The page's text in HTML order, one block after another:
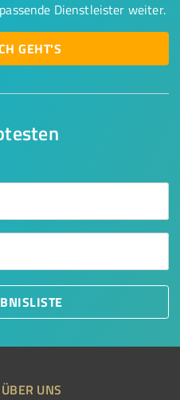
Dienstleister weiter.
GEHT'S
ÜBER UNS